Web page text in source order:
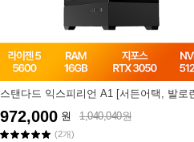
스탠다드 익스피리언 A1 [서든어택, 발로
972,000 원 1,040,040원
(2개)